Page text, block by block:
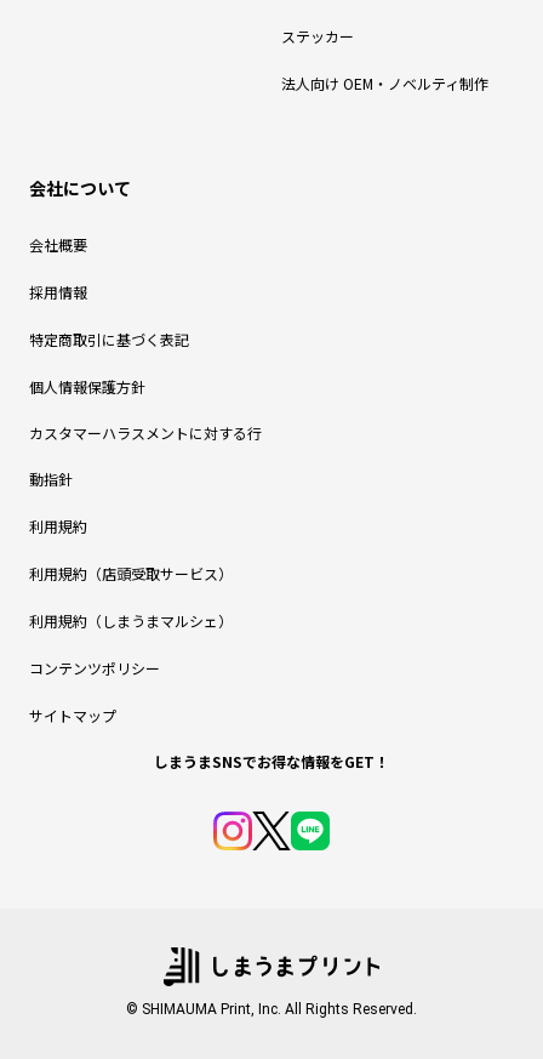
ステッカー
法人向け OEM・ノベルティ制作
会社について
会社概要
採用情報
特定商取引に基づく表記
個人情報保護方針
カスタマーハラスメントに対する行
動指針
利用規約
利用規約（店頭受取サービス）
利用規約（しまうまマルシェ）
コンテンツポリシー
サイトマップ
しまうまSNSでお得な情報をGET！
© SHIMAUMA Print, Inc. All Rights Reserved.